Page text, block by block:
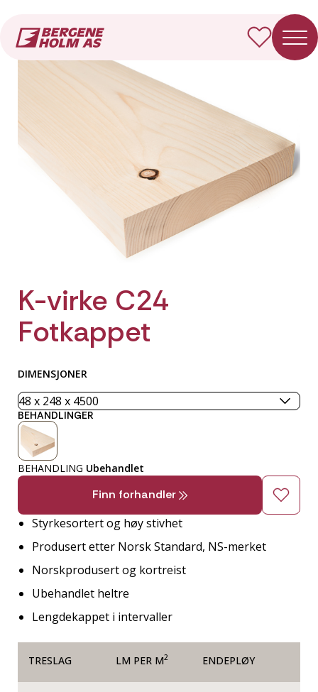
K-virke C24
Fotkappet
DIMENSJONER
BEHANDLINGER
BEHANDLING Ubehandlet
Finn forhandler
Styrkesortert og høy stivhet
Produsert etter Norsk Standard, NS-merket
Norskprodusert og kortreist
Ubehandlet heltre
Lengdekappet i intervaller
TRESLAG LM PER M2 ENDEPLØY